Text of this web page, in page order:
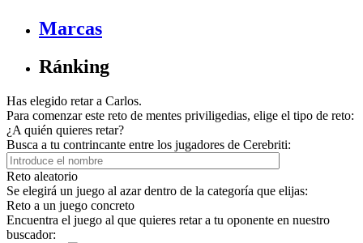
Marcas
Ránking
Has elegido retar a Carlos.
Para comenzar este reto de mentes priviligedias, elige el tipo de reto:
¿A quién quieres retar?
Busca a tu contrincante entre los jugadores de Cerebriti:
Reto aleatorio
Se elegirá un juego al azar dentro de la categoría que elijas:
Reto a un juego concreto
Encuentra el juego al que quieres retar a tu oponente en nuestro
buscador: